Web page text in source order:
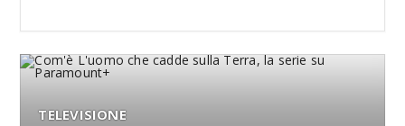
TELEVISIONE